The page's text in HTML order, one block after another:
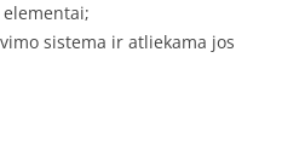
sistema ir atliekama jos